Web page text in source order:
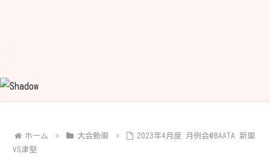
ホーム 大会動画
2023年4月度 月例会@BAATA 新里
VS津堅